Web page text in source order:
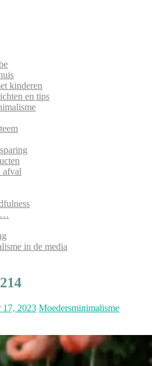
kinderen
en tips
afval
…
in de media
17, 2023 Moedersminimalisme